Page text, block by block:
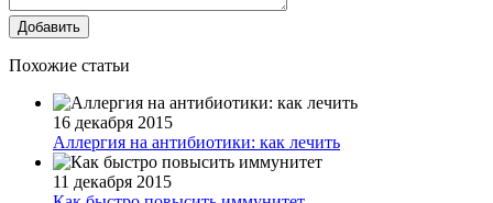
Добавить
Похожие статьи
16 декабря 2015
Аллергия на антибиотики: как лечить
11 декабря 2015